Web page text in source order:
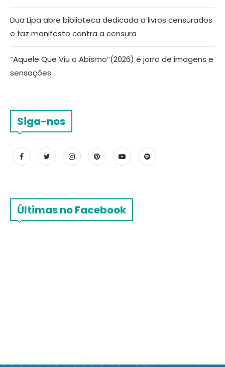
Dua Lipa abre biblioteca dedicada a livros censurados
e faz manifesto contra a censura
“Aquele Que Viu o Abismo”(2026) é jorro de imagens e
sensações
Siga-nos
Últimas no Facebook